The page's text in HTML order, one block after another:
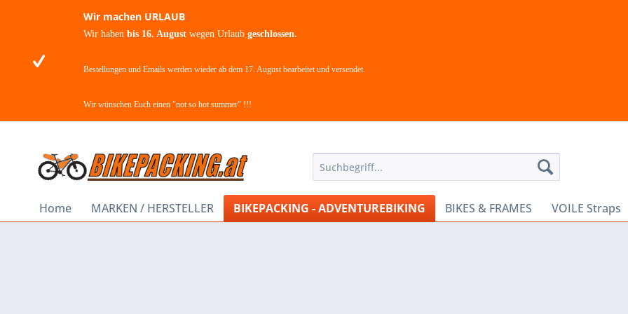
Wir machen URLAUB
Wir habenbis 16. Augustwegen Urlaubgeschlossen.
Bestellungen und Emails werden wieder ab dem 17. August bearbeitet und versendet.
Wir wünschen Euch einen "not so hot summer" !!!
Home MARKEN / HERSTELLER BIKEPACKING - ADVENTUREBIKING BIKES & FRAMES VOILE Straps